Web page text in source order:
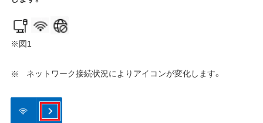
※図1
ネットワーク接続状況によりアイコンが変化します。